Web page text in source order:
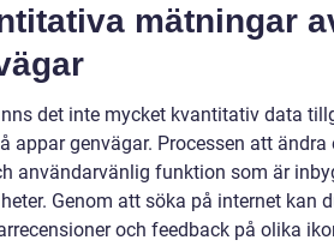
mätningar
det inte mycket kvantitativ data
appar genvägar. Processen att
användarvänlig funktion som är
Genom att söka på internet kan
och feedback på olika